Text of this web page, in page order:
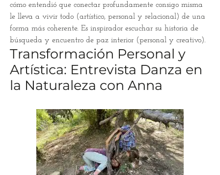
cómo entendió que conectar profundamente consigo misma
le lleva a vivir todo (artístico, personal y relacional) de una
forma más coherente. Es inspirador escuchar su historia de
búsqueda y encuentro de paz interior (personal y creativo).
Transformación Personal y
Artística: Entrevista Danza en
la Naturaleza con Anna